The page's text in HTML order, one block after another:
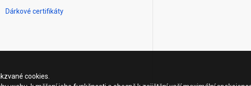
Dárkové certifikáty
cookies.